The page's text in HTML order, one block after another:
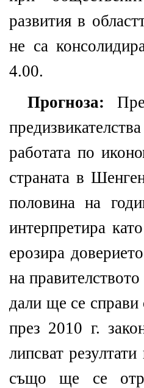
развития в
не са
4.00.
Прогноза:
работата по
страната в
половина на
интерпретира
ерозира
на
дали ще се справи
през 2010 г.
липсват
също ще се